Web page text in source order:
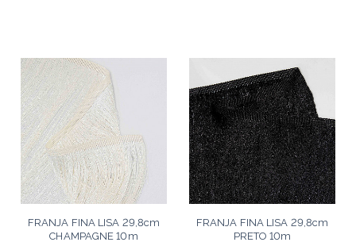
FRANJA FINA LISA 29,8cm
CHAMPAGNE 10m
FRANJA FINA LISA 29,8cm
PRETO 10m